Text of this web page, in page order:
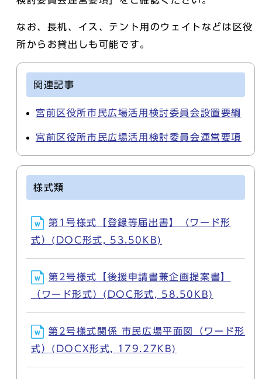
なお、長机、イス、テント用のウェイトなどは区役
所からお貸出しも可能です。
関連記事
宮前区役所市民広場活用検討委員会設置要綱
宮前区役所市民広場活用検討委員会運営要項
様式類
第1号様式【登録等届出書】（ワード形
式）(DOC形式, 53.50KB)
第2号様式【後援申請書兼企画提案書】
（ワード形式）(DOC形式, 58.50KB)
第2号様式関係 市民広場平面図（ワード形
式）(DOCX形式, 179.27KB)